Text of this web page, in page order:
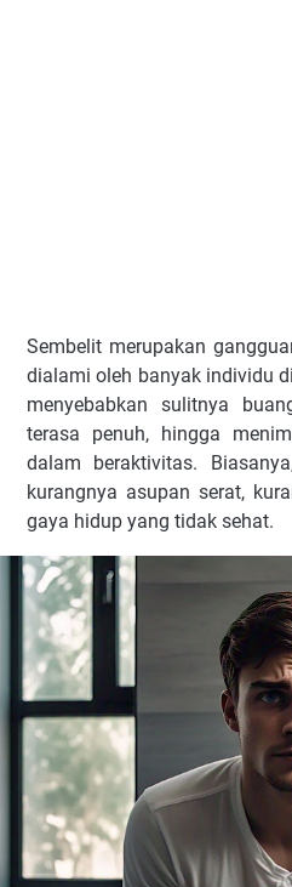
Sembelit merupakan
dialami oleh banyak individu
menyebabkan sulitnya
terasa penuh, hingga
dalam beraktivitas.
kurangnya asupan serat,
gaya hidup yang tidak sehat.